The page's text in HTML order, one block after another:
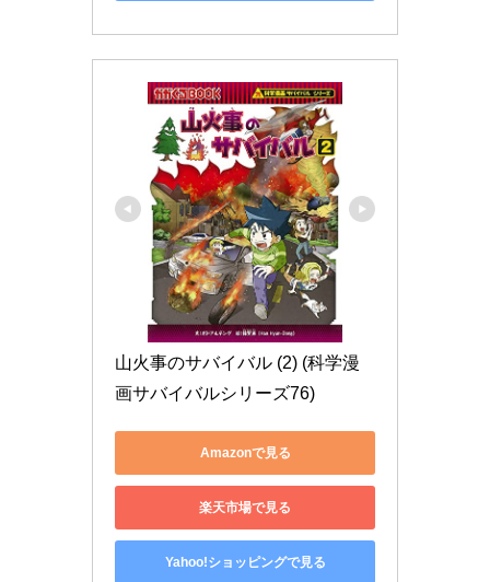
山火事のサバイバル (2) (科学漫
画サバイバルシリーズ76)
Amazonで見る
楽天市場で見る
Yahoo!ショッピングで見る